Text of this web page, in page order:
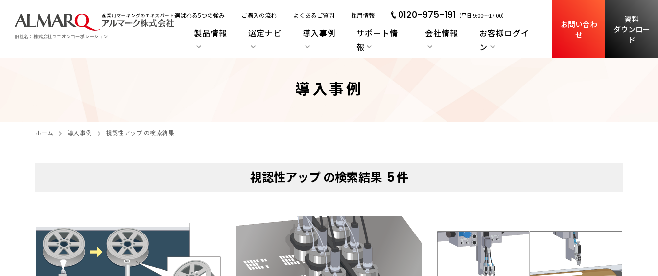
選ばれる5つの強み ご購入の流れ よくあるご質問 採用情報 0120-975-191 （平日 9:00～17:00）
製品情報 選定ナビ 導入事例
サポート情
報
会社情報
お客様ログイ
ン
お問い合わ
せ
資料
ダウンロー
ド
導入事例
ホーム 導入事例 視認性アップ の検索結果
視認性アップ の検索結果 5件